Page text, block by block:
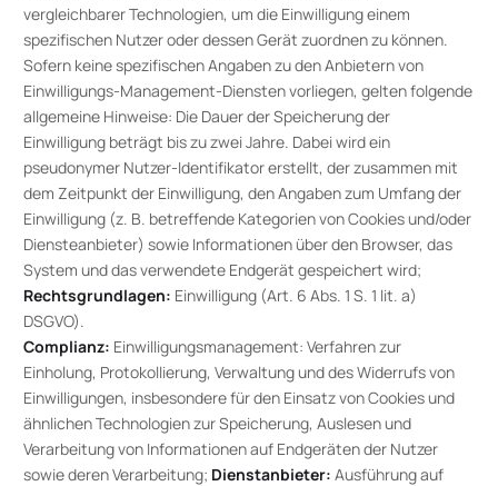
vergleichbarer Technologien, um die Einwilligung einem
spezifischen Nutzer oder dessen Gerät zuordnen zu können.
Sofern keine spezifischen Angaben zu den Anbietern von
Einwilligungs-Management-Diensten vorliegen, gelten folgende
allgemeine Hinweise: Die Dauer der Speicherung der
Einwilligung beträgt bis zu zwei Jahre. Dabei wird ein
pseudonymer Nutzer-Identifikator erstellt, der zusammen mit
dem Zeitpunkt der Einwilligung, den Angaben zum Umfang der
Einwilligung (z. B. betreffende Kategorien von Cookies und/oder
Diensteanbieter) sowie Informationen über den Browser, das
System und das verwendete Endgerät gespeichert wird;
Rechtsgrundlagen: Einwilligung (Art. 6 Abs. 1 S. 1 lit. a)
DSGVO).
Complianz: Einwilligungsmanagement: Verfahren zur
Einholung, Protokollierung, Verwaltung und des Widerrufs von
Einwilligungen, insbesondere für den Einsatz von Cookies und
ähnlichen Technologien zur Speicherung, Auslesen und
Verarbeitung von Informationen auf Endgeräten der Nutzer
sowie deren Verarbeitung; Dienstanbieter: Ausführung auf